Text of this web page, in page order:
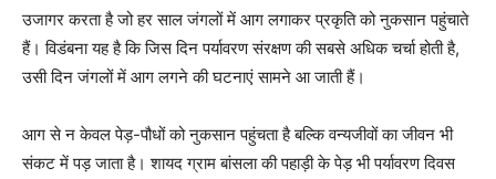
उजागर करता है जो हर साल जंगलों में आग लगाकर प्रकृति को नुकसान पहुंचाते
हैं। विडंबना यह है कि जिस दिन पर्यावरण संरक्षण की सबसे अधिक चर्चा होती है,
उसी दिन जंगलों में आग लगने की घटनाएं सामने आ जाती हैं।
आग से न केवल पेड़-पौधों को नुकसान पहुंचता है बल्कि वन्यजीवों का जीवन भी
संकट में पड़ जाता है। शायद ग्राम बांसला की पहाड़ी के पेड़ भी पर्यावरण दिवस